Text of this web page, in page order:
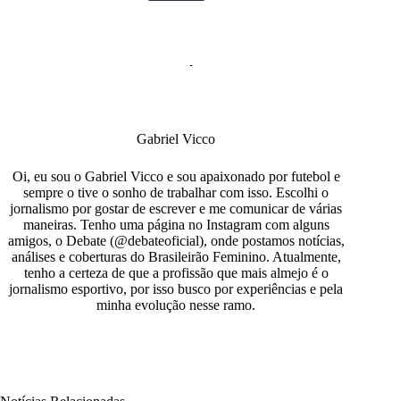
Gabriel Vicco
Oi, eu sou o Gabriel Vicco e sou apaixonado por futebol e
sempre o tive o sonho de trabalhar com isso. Escolhi o
jornalismo por gostar de escrever e me comunicar de várias
maneiras. Tenho uma página no Instagram com alguns
amigos, o Debate (@debateoficial), onde postamos notícias,
análises e coberturas do Brasileirão Feminino. Atualmente,
tenho a certeza de que a profissão que mais almejo é o
jornalismo esportivo, por isso busco por experiências e pela
minha evolução nesse ramo.